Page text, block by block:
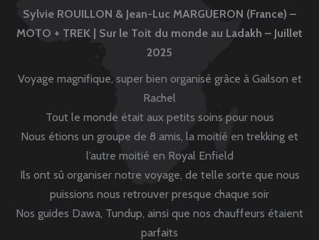
Sylvie ROUILLON & Jean-Luc MARGUERON (France) –
MOTO + TREK | Sur le Toit du monde au Ladakh – Juillet
2025
Voyage magnifique, super bien organisé grâce à Gailson et
Rachel
Tout le monde était aux petits soins pour nous
Nous étions un groupe de 8 amis, la moitié en trekking et
l’autre moitié en Royal Enfield
Ils ont sû organiser notre voyage, de telle sorte que nous
puissions nous retrouver presque chaque soir
Nos guides Dawa, Tundup, ainsi que nos chauffeurs étaient
parfaits